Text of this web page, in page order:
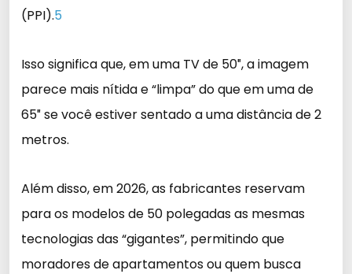
(PPI).5
Isso significa que, em uma TV de 50″, a imagem
parece mais nítida e “limpa” do que em uma de
65″ se você estiver sentado a uma distância de 2
metros.
Além disso, em 2026, as fabricantes reservam
para os modelos de 50 polegadas as mesmas
tecnologias das “gigantes”, permitindo que
moradores de apartamentos ou quem busca